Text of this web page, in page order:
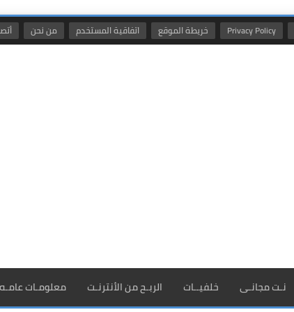
Privacy Policy خريطة الموقع اتفاقية المستخدم من نحن
نـت مجانـى خلفيــات الربـح من الأنترنـت معلومـات عامـه